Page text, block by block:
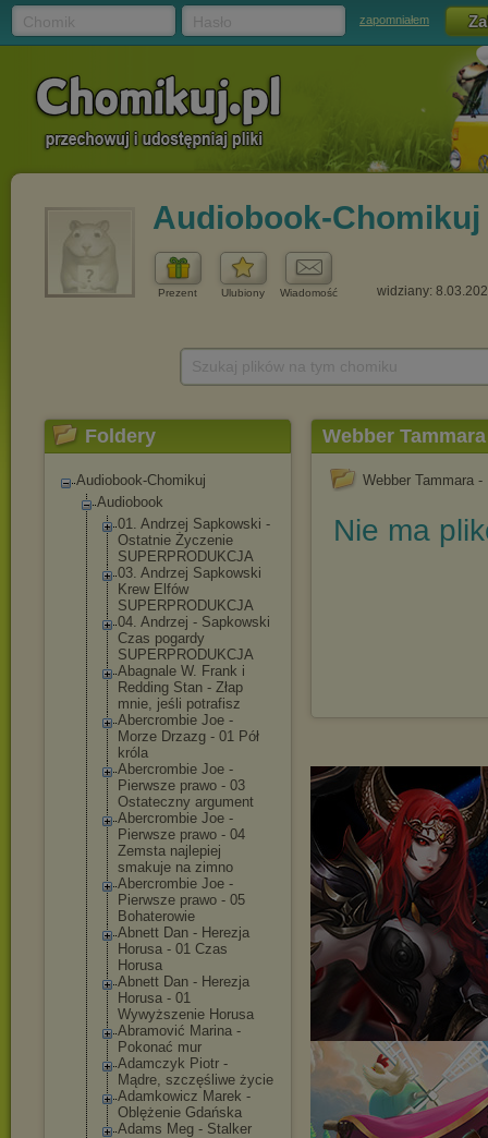
zapomniałem
Audiobook-Chomikuj
Prezent Ulubiony Wiadomość widziany:
Foldery
Audiobook-Chomikuj
Audiobook
01. Andrzej Sapkowski -
Ostatnie Życzenie
SUPERPRODUKCJA
03. Andrzej Sapkowski
Krew Elfów
SUPERPRODUKCJA
04. Andrzej - Sapkowski
Czas pogardy
SUPERPRODUKCJA
Abagnale W. Frank i
Redding Stan - Złap
mnie, jeśli potrafisz
Abercrombie Joe -
Morze Drzazg - 01 Pół
króla
Abercrombie Joe -
Pierwsze prawo - 03
Ostateczny argument
Abercrombie Joe -
Pierwsze prawo - 04
Zemsta najlepiej
smakuje na zimno
Abercrombie Joe -
Pierwsze prawo - 05
Bohaterowie
Abnett Dan - Herezja
Horusa - 01 Czas
Horusa
Abnett Dan - Herezja
Horusa - 01
Wywyższenie Horusa
Abramović Marina -
Pokonać mur
Adamczyk Piotr -
Mądre, szczęśliwe życie
Adamkowicz Marek -
Oblężenie Gdańska
Adams Meg - Stalker
Webber
Webber Tammara
Nie ma